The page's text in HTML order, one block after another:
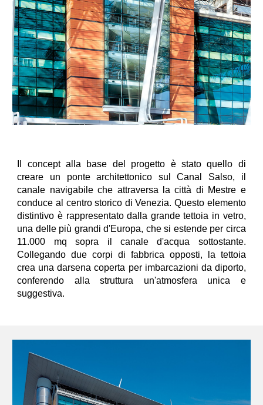
Il concept alla base del progetto è stato quello di
creare un ponte architettonico sul Canal Salso, il
canale navigabile che attraversa la città di Mestre e
conduce al centro storico di Venezia. Questo elemento
distintivo è rappresentato dalla grande tettoia in vetro,
una delle più grandi d'Europa, che si estende per circa
11.000 mq sopra il canale d'acqua sottostante.
Collegando due corpi di fabbrica opposti, la tettoia
crea una darsena coperta per imbarcazioni da diporto,
conferendo alla struttura un'atmosfera unica e
suggestiva.